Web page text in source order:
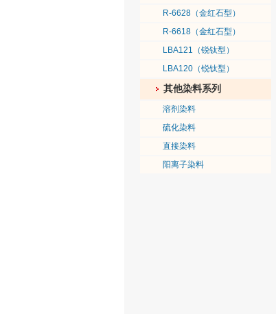
R-6628（金红石型）
R-6618（金红石型）
LBA121（锐钛型）
LBA120（锐钛型）
其他染料系列
溶剂染料
硫化染料
直接染料
阳离子染料